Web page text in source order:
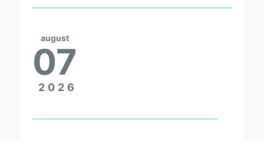
august
07
2026